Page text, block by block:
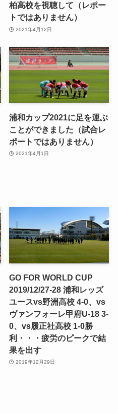
柏高校を視聴して（レポー
トではありません）
2021年4月12日
浦和カップ2021に足を運ぶ
ことができました（試合レ
ポートではありません）
2021年4月1日
GO FOR WORLD CUP
2019/12/27-28 浦和レッズ
ユースvs野洲高校 4-0、vs
ヴァンフォーレ甲府U-18 3-
0、vs履正社高校 1-0勝
利・・・疲労のピークで結
果を出す
2019年12月29日